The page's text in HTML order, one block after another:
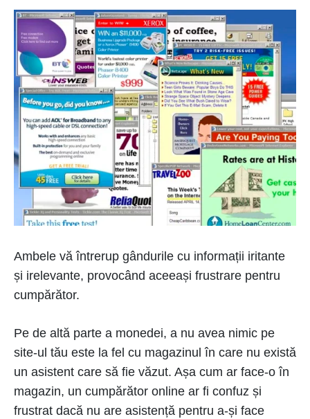
Ambele vă întrerup gândurile cu informații iritante
și irelevante, provocând aceeași frustrare pentru
cumpărător.
Pe de altă parte a monedei, a nu avea nimic pe
site-ul tău este la fel cu magazinul în care nu există
un asistent care să fie văzut. Așa cum ar face-o în
magazin, un cumpărător online ar fi confuz și
frustrat dacă nu are asistență pentru a-și face